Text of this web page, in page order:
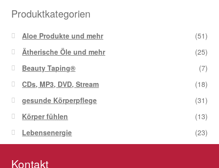
Produktkategorien
Aloe Produkte und mehr
(51)
Ätherische Öle und mehr
(25)
Beauty Taping®
(7)
CDs, MP3, DVD, Stream
(18)
gesunde Körperpflege
(31)
Körper fühlen
(13)
Lebensenergie
(23)
Kontakt